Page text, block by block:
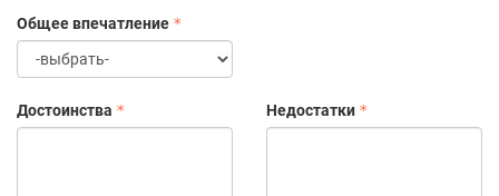
Общее впечатление
Достоинства Недостатки